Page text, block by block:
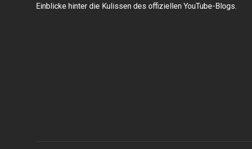
Einblicke hinter die Kulissen des offiziellen YouTube-Blogs.